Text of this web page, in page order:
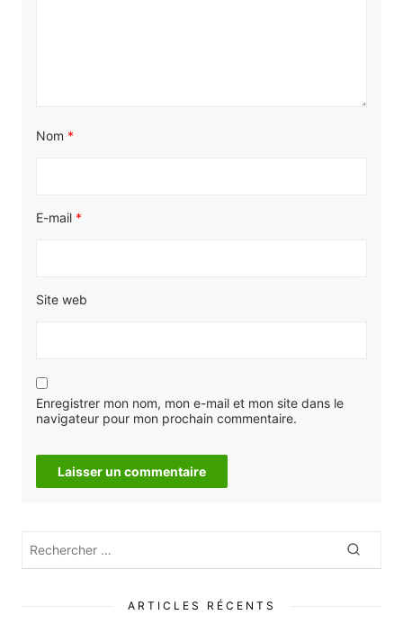
Nom *
E-mail *
Site web
Enregistrer mon nom, mon e-mail et mon site dans le
navigateur pour mon prochain commentaire.
Rechercher
ARTICLES RÉCENTS